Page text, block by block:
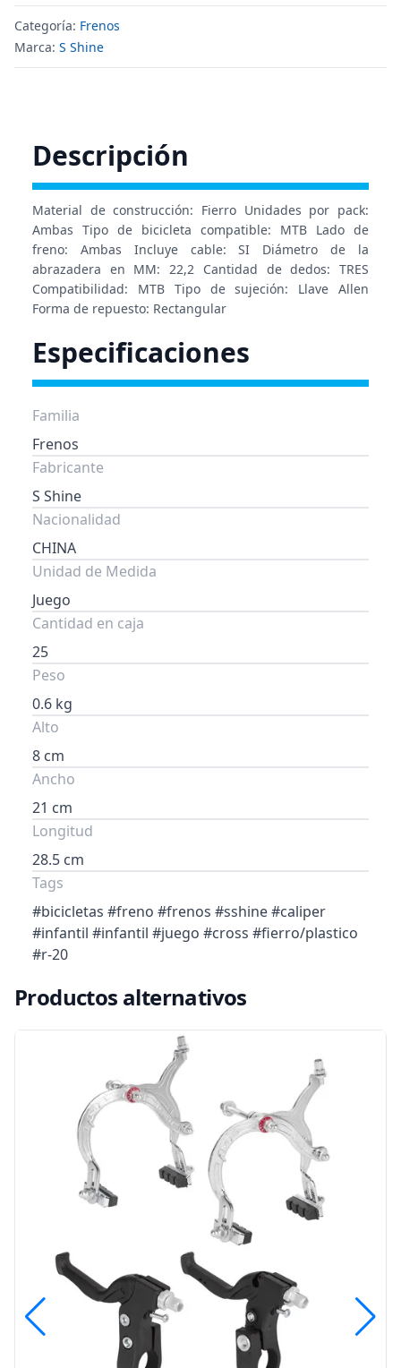
Categoría: Frenos
Marca: S Shine
Descripción
Material de construcción: Fierro Unidades por pack:
Ambas Tipo de bicicleta compatible: MTB Lado de
freno: Ambas Incluye cable: SI Diámetro de la
abrazadera en MM: 22,2 Cantidad de dedos: TRES
Compatibilidad: MTB Tipo de sujeción: Llave Allen
Forma de repuesto: Rectangular
Especificaciones
Familia
Frenos
Fabricante
S Shine
Nacionalidad
CHINA
Unidad de Medida
Juego
Cantidad en caja
25
Peso
0.6 kg
Alto
8 cm
Ancho
21 cm
Longitud
28.5 cm
Tags
#bicicletas #freno #frenos #sshine #caliper
#infantil #infantil #juego #cross #fierro/plastico
#r-20
Productos alternativos